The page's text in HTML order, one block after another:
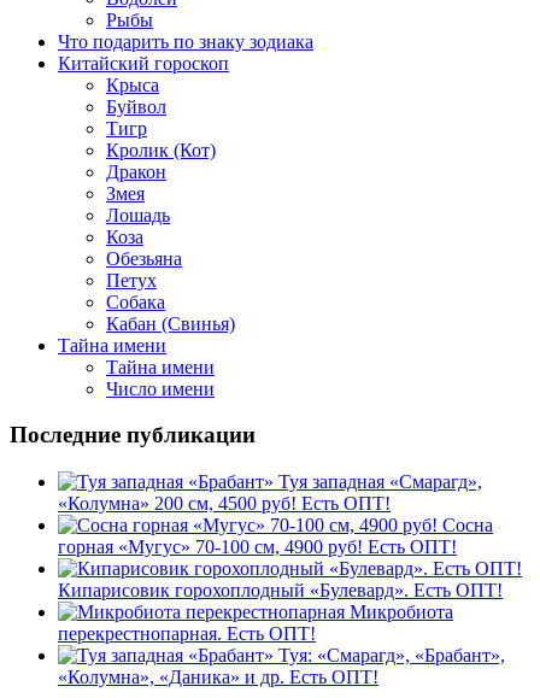
Рыбы
Что подарить по знаку зодиака
Китайский гороскоп
Крыса
Буйвол
Тигр
Кролик (Кот)
Дракон
Змея
Лошадь
Коза
Обезьяна
Петух
Собака
Кабан (Свинья)
Тайна имени
Тайна имени
Число имени
Последние публикации
Туя западная «Смарагд»,
«Колумна» 200 см, 4500 руб! Есть ОПТ!
Сосна
горная «Мугус» 70-100 см, 4900 руб! Есть ОПТ!
Кипарисовик горохоплодный «Булевард». Есть ОПТ!
Микробиота
перекрестнопарная. Есть ОПТ!
Туя: «Смарагд», «Брабант»,
«Колумна», «Даника» и др. Есть ОПТ!